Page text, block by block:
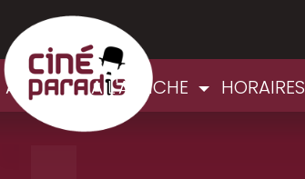
ACCUEIL A L'AFFICHE HORAIRES